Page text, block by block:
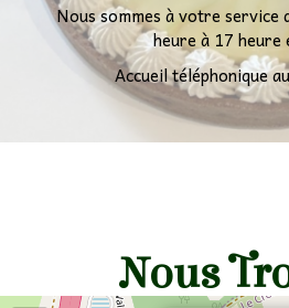
Nous sommes à votre service
heure à 17 heure
Accueil téléphonique
Nous